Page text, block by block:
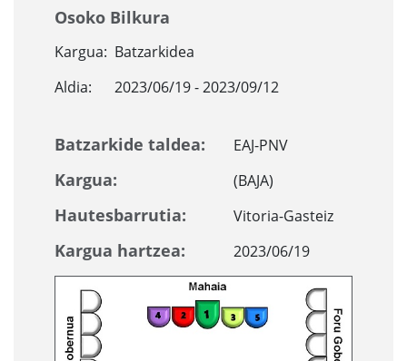
Osoko Bilkura
Kargua: Batzarkidea
Aldia:
2023/06/19 - 2023/09/12
Batzarkide taldea: EAJ-PNV
Kargua: (BAJA)
Hautesbarrutia: Vitoria-Gasteiz
Kargua hartzea: 2023/06/19